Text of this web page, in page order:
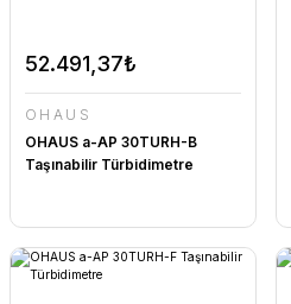
52.491,37₺
OHAUS
OHAUS a-AP 30TURH-B
Taşınabilir Türbidimetre